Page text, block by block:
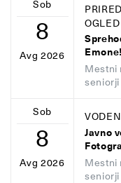
Sob
8
Avg 2026
OGLED
Emone!
Mestni
seniorji
Sob
8
Avg 2026
Javno
Mestni
seniorji